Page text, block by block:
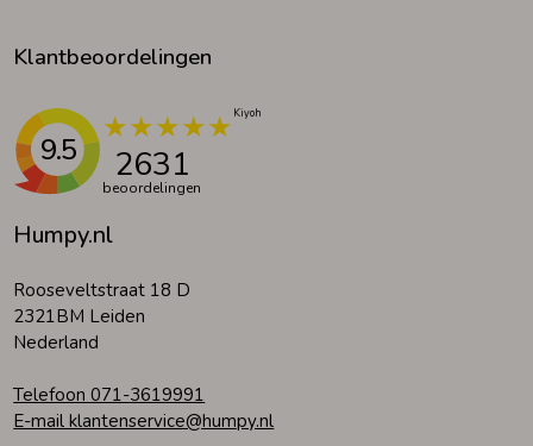
Humpy.nl
Rooseveltstraat 18 D
2321BM Leiden
Nederland
Telefoon 071-3619991
E-mail klantenservice@humpy.nl
Klantbeoordelingen
9.5 2631
beoordelingen